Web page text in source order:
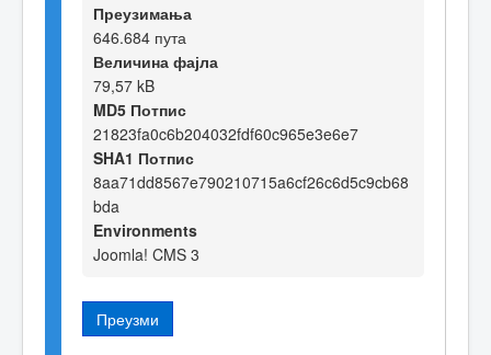
Преузимања
646.684 пута
Величина фајла
79,57 kB
MD5 Потпис
21823fa0c6b204032fdf60c965e3e6e7
SHA1 Потпис
8aa71dd8567e790210715a6cf26c6d5c9cb68
bda
Environments
Joomla! CMS 3
Преузми